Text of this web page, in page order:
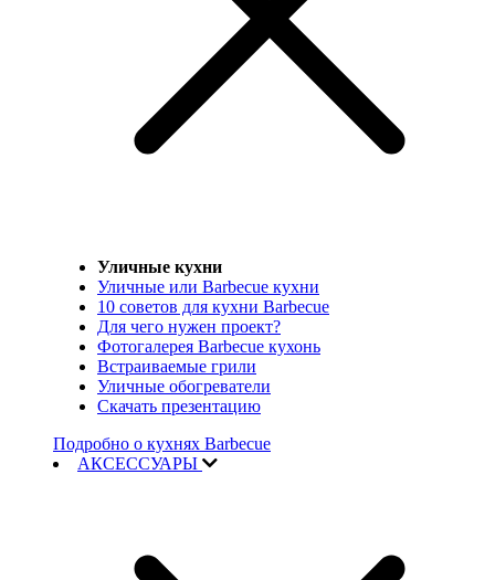
Уличные кухни
Уличные или Barbecue кухни
10 советов для кухни Barbecue
Для чего нужен проект?
Фотогалерея Barbecue кухонь
Встраиваемые грили
Уличные обогреватели
Скачать презентацию
Подробно о кухнях Barbecue
АКСЕССУАРЫ